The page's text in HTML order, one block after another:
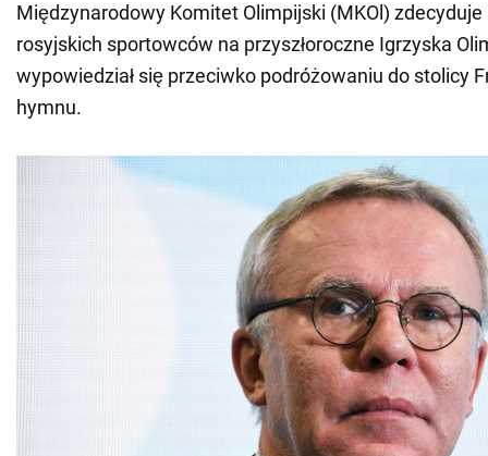
Międzynarodowy Komitet Olimpijski (MKOl) zdecyduje
rosyjskich sportowców na przyszłoroczne Igrzyska
wypowiedział się przeciwko podróżowaniu do stolicy
hymnu.